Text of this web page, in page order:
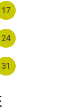
17
24
31